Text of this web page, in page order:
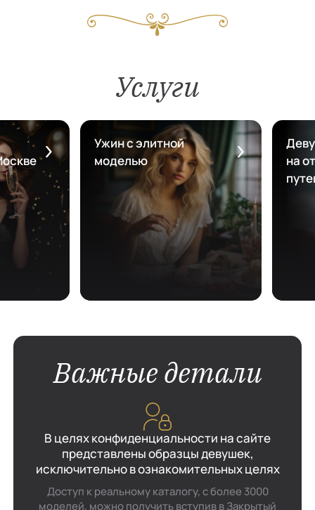
Услуги
Ужин с элитной
моделью
на
Важные детали
В целях конфиденциальности на сайте
представлены образцы девушек,
исключительно в ознакомительных целях
Доступ к реальному каталогу, с более 3000
моделей, можно получить вступив в Закрытый